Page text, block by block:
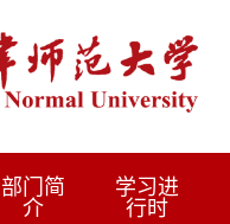
部门简
介
学习进
行时